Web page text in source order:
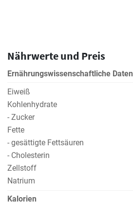
Nährwerte und Preis
Ernährungswissenschaftliche Daten
Eiweiß
Kohlenhydrate
- Zucker
Fette
- gesättigte Fettsäuren
- Cholesterin
Zellstoff
Natrium
Kalorien